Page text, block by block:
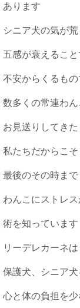
あります
シニア犬の気が
五感が衰えること
不安からくるもの
数多くの常連わん
お見送りしてきた
私たちだからこそ
最後のその時まで
わんこにストレ
術を知っています
リーデレカーネは
保護犬、シニア
心と体の負担を少